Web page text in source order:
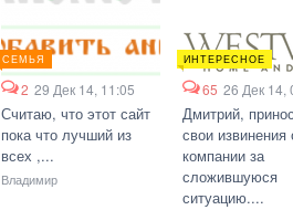
СЕМЬЯ
2 29 Дек 14, 11:05
Считаю, что этот сайт
пока что лучший из
всех ,...
Владимир
ИНТЕРЕСНОЕ
65 26 Дек 14,
Дмитрий,
свои извинения
компании за
сложившуюся
ситуацию....